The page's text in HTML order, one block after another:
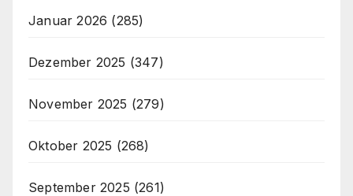
Januar 2026 (285)
Dezember 2025 (347)
November 2025 (279)
Oktober 2025 (268)
September 2025 (261)